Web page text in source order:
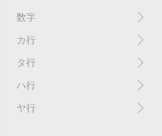
数字
10インチ
4チャンネル
カ行
書き込み
歌詞記載ジャケット
ガチャ盤
タ行
ターンテーブル
ダイナフレックス
ハ行
ハウリング
ヤ行